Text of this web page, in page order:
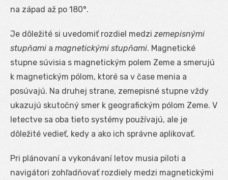
na západ až po 180°.
Je dôležité si uvedomiť rozdiel medzizemepisnými
stupňami a magnetickými stupňami. Magnetické
stupne súvisia s magnetickým polem Zeme a smerujú
k magnetickým pólom, ktoré sa v čase menia a
posúvajú. Na druhej strane, zemepisné stupne vždy
ukazujú skutočný smer k geografickým pólom Zeme. V
letectve sa oba tieto systémy používajú, ale je
dôležité vedieť, kedy a ako ich správne aplikovať.
Pri plánovaní a vykonávaní letov musia piloti a
navigátori zohľadňovať rozdiely medzi magnetickými